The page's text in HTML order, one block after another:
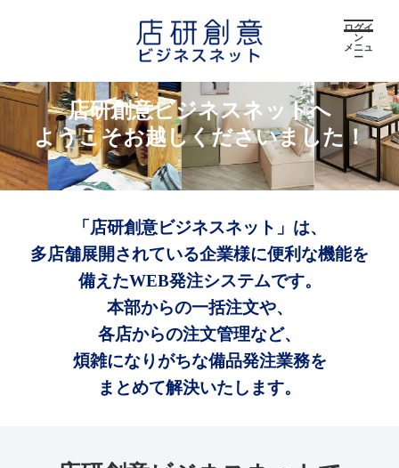
ログイ
ン
メニュ
ー
店研創意ビジネスネットへ
ようこそお越しくださいました！
「店研創意ビジネスネット」は、
多店舗展開されている企業様に便利な機能を
備えたWEB発注システムです。
本部からの一括注文や、
各店からの注文管理など、
煩雑になりがちな備品発注業務を
まとめて解決いたします。